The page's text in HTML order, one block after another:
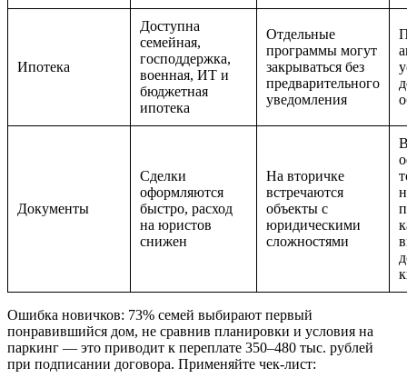
Ипотека
Доступна
семейная,
господдержка,
военная, ИТ и
бюджетная
ипотека
Отдельные
программы могут
закрываться без
предварительного
уведомления
Документы
Сделки
оформляются
быстро, расход
на юристов
снижен
На вторичке
встречаются
объекты с
юридическими
сложностями
Ошибка новичков: 73% семей выбирают первый
понравившийся дом, не сравнив планировки и условия на
паркинг — это приводит к переплате 350–480 тыс. рублей
при подписании договора. Применяйте чек-лист: